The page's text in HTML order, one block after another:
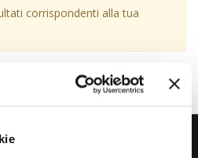
corrispondenti alla tua